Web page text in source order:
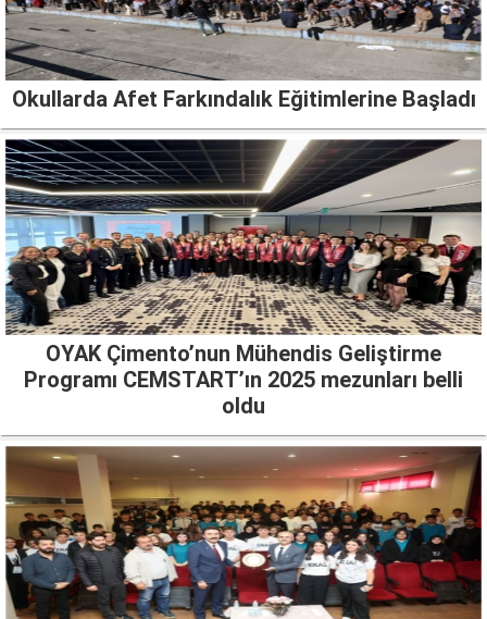
Okullarda Afet Farkındalık Eğitimlerine Başladı
OYAK Çimento’nun Mühendis Geliştirme
Programı CEMSTART’ın 2025 mezunları belli
oldu